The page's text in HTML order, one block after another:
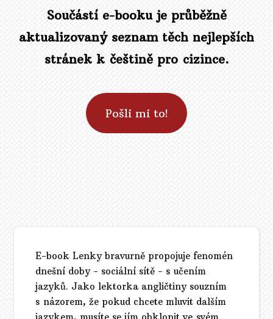
Součástí e-booku je průběžně
aktualizovaný seznam těch nejlepších
stránek k češtině pro cizince.
Pošli mi to!
E-book Lenky bravurně propojuje fenomén
dnešní doby - sociální sítě - s učením
jazyků. Jako lektorka angličtiny souzním
s názorem, že pokud chcete mluvit dalším